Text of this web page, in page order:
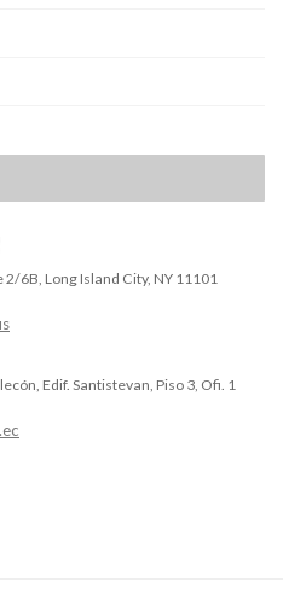
6B, Long Island City, NY 11101
Edif. Santistevan, Piso 3, Ofi. 1